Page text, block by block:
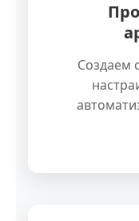
Создаем